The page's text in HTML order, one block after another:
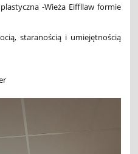
-Wieża Eiffllaw formie
staranością i umiejętnością